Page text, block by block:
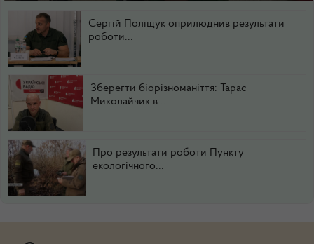
Сергій Поліщук оприлюднив результати
роботи...
Зберегти біорізноманіття: Тарас
Миколайчик в...
Про результати роботи Пункту
екологічного...